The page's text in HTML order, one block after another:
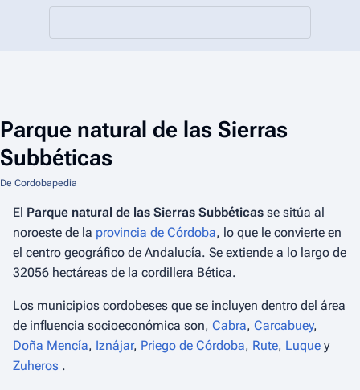
Parque natural de las Sierras
Subbéticas
De Cordobapedia
El Parque natural de las Sierras Subbéticas se sitúa al
noroeste de la provincia de Córdoba, lo que le convierte en
el centro geográfico de Andalucía. Se extiende a lo largo de
32056 hectáreas de la cordillera Bética.
Los municipios cordobeses que se incluyen dentro del área
de influencia socioeconómica son, Cabra, Carcabuey,
Doña Mencía, Iznájar, Priego de Córdoba, Rute, Luque y
Zuheros .